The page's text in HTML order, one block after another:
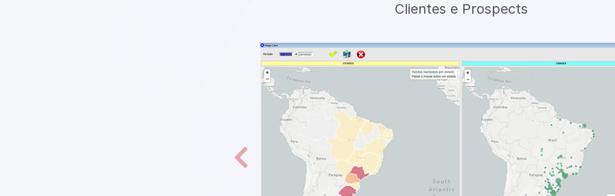
Clientes e Prospects